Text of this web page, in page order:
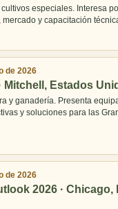
especiales. Interesa
y capacitación
de 2026
Mitchell, Estados
y ganadería. Presenta
y soluciones para las
de 2026
2026 · Chicago,